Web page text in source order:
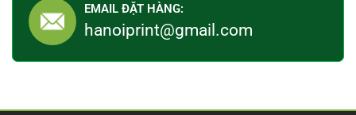
EMAIL ĐẶT HÀNG:
hanoiprint@gmail.com